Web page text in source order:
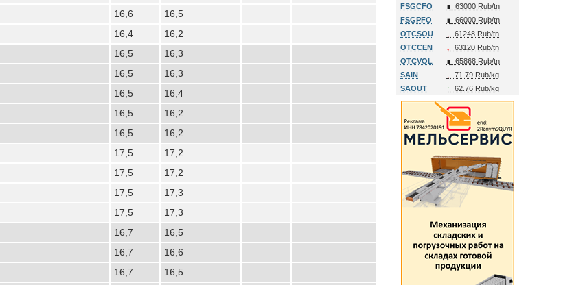
16,6
16,5
16,4 16,2
16,5
16,3
16,5
16,3
16,5
16,4
16,5
16,2
16,5 16,2
17,5
17,2
17,5
17,2
17,5
17,3
17,5 17,3
16,7
16,5
16,7
16,6
16,7
16,5
FSGCFO
∎ 63000 Rub/tn
FSGPFO
∎ 66000 Rub/tn
OTCSOU
↓
61248 Rub/tn
OTCCEN
↓
63120 Rub/tn
OTCVOL
∎ 65868 Rub/tn
SAIN
↓
71.79 Rub/kg
SAOUT
↑ 62.76 Rub/kg